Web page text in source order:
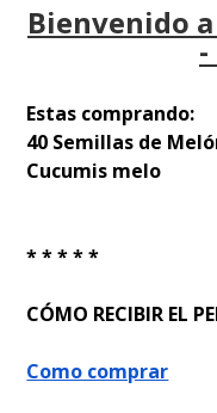
Bienvenido a
-
Estas comprando:
40 Semillas de
Cucumis melo
* * * * *
CÓMO RECIBIR EL
Como comprar